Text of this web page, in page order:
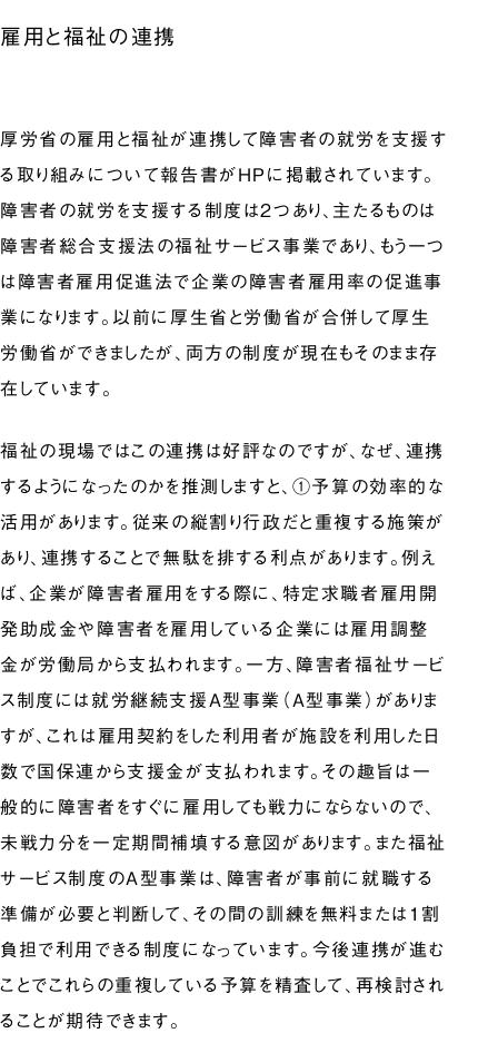
雇用と福祉の連携
厚労省の雇用と福祉が連携して障害者の就労を支援す
る取り組みについて報告書がHPに掲載されています。
障害者の就労を支援する制度は2つあり、主たるものは
障害者総合支援法の福祉サービス事業であり、もう一つ
は障害者雇用促進法で企業の障害者雇用率の促進事
業になります。以前に厚生省と労働省が合併して厚生
労働省ができましたが、両方の制度が現在もそのまま存
在しています。
福祉の現場ではこの連携は好評なのですが、なぜ、連携
するようになったのかを推測しますと、①予算の効率的な
活用があります。従来の縦割り行政だと重複する施策が
あり、連携することで無駄を排する利点があります。例え
ば、企業が障害者雇用をする際に、特定求職者雇用開
発助成金や障害者を雇用している企業には雇用調整
金が労働局から支払われます。一方、障害者福祉サービ
ス制度には就労継続支援A型事業（A型事業）がありま
すが、これは雇用契約をした利用者が施設を利用した日
数で国保連から支援金が支払われます。その趣旨は一
般的に障害者をすぐに雇用しても戦力にならないので、
未戦力分を一定期間補填する意図があります。また福祉
サービス制度のA型事業は、障害者が事前に就職する
準備が必要と判断して、その間の訓練を無料または1割
負担で利用できる制度になっています。今後連携が進む
ことでこれらの重複している予算を精査して、再検討され
ることが期待できます。